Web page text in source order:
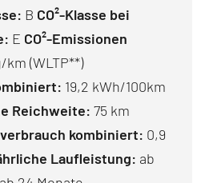
B CO²-Klasse bei
E CO²-Emissionen
km (WLTP**)
19,2 kWh/100km
Reichweite: 75 km
kombiniert: 0,9
Laufleistung: ab